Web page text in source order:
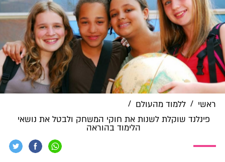
ראשי / ללמוד מהעולם /
פינלנד שוקלת לשנות את חוקי המשחק ולבטל את נושאי
הלימוד בהוראה